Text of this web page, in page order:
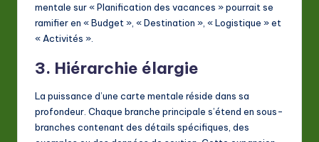
mentale sur « Planification des vacances » pourrait se
ramifier en « Budget », « Destination », « Logistique » et
« Activités ».
3. Hiérarchie élargie
La puissance d’une carte mentale réside dans sa
profondeur. Chaque branche principale s’étend en sous-
branches contenant des détails spécifiques, des